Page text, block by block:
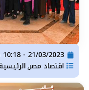
21/03/2023 - 10:18 ص
اقتصاد مصر, الرئيسية